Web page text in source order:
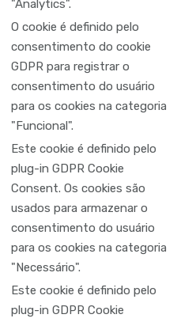
"Analytics".
O cookie é definido pelo
consentimento do cookie
GDPR para registrar o
consentimento do usuário
para os cookies na categoria
"Funcional".
Este cookie é definido pelo
plug-in GDPR Cookie
Consent. Os cookies são
usados para armazenar o
consentimento do usuário
para os cookies na categoria
"Necessário".
Este cookie é definido pelo
plug-in GDPR Cookie